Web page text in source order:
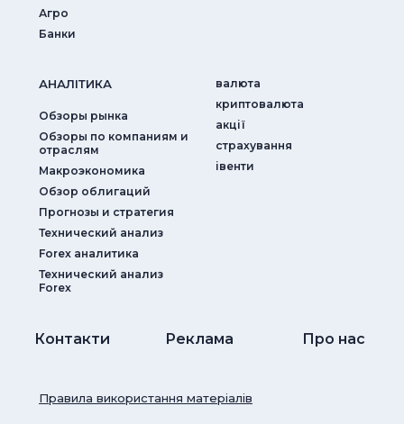
Агро
Банки
АНАЛIТИКА
Обзоры рынка
Обзоры по компаниям и
отраслям
Макроэкономика
Обзор облигаций
Прогнозы и стратегия
Технический анализ
Forex аналитика
Технический анализ
Forex
валюта
криптовалюта
акції
страхування
iвенти
Контакти Реклама Про нас
Правила використання матеріалів